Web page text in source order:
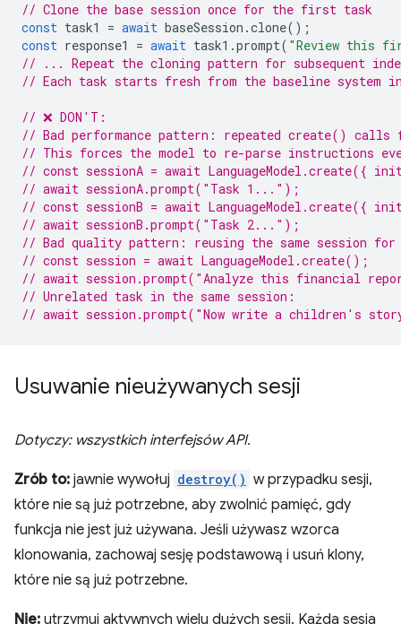
// Clone the base session once for the first task
const task1 = await baseSession .clone();
const response1 = await task1 .prompt( "Review this
// ... Repeat the cloning pattern for subsequent
// Each task starts fresh from the baseline system
// ❌ DON'T:
// Bad performance pattern: repeated create()
// This forces the model to re-parse instructions
// const sessionA = await
// await sessionA.prompt("Task 1...");
// const sessionB = await
// await sessionB.prompt("Task 2...");
// Bad quality pattern: reusing the same session
// const session = await LanguageModel.create();
// await session.prompt("Analyze this financial
// Unrelated task in the same session:
// await session.prompt("Now write a children's
Usuwanie nieużywanych sesji
Dotyczy: wszystkich interfejsów API.
Zrób to: jawnie wywołuj destroy() w przypadku sesji,
które nie są już potrzebne, aby zwolnić pamięć, gdy
funkcja nie jest już używana. Jeśli używasz wzorca
klonowania, zachowaj sesję podstawową i usuń klony,
które nie są już potrzebne.
Nie: utrzymuj aktywnych wielu dużych sesji. Każda sesja